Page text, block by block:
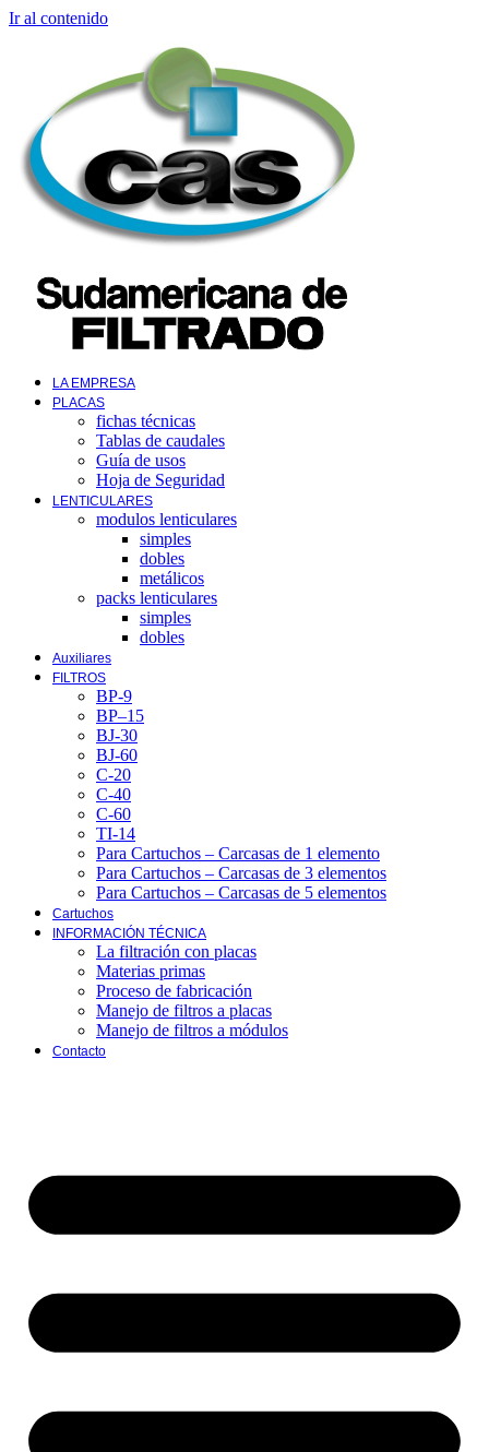
Ir al contenido
LA EMPRESA
PLACAS
fichas técnicas
Tablas de caudales
Guía de usos
Hoja de Seguridad
LENTICULARES
modulos lenticulares
simples
dobles
metálicos
packs lenticulares
simples
dobles
Auxiliares
FILTROS
BP-9
BP–15
BJ-30
BJ-60
C-20
C-40
C-60
TI-14
Para Cartuchos – Carcasas de 1 elemento
Para Cartuchos – Carcasas de 3 elementos
Para Cartuchos – Carcasas de 5 elementos
Cartuchos
INFORMACIÓN TÉCNICA
La filtración con placas
Materias primas
Proceso de fabricación
Manejo de filtros a placas
Manejo de filtros a módulos
Contacto